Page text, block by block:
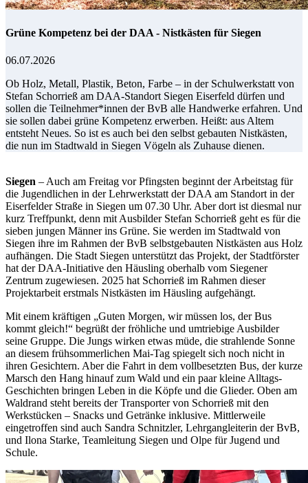
Grüne Kompetenz bei der DAA - Nistkästen für Siegen
06.07.2026
Ob Holz, Metall, Plastik, Beton, Farbe – in der Schulwerkstatt von
Stefan Schorrieß am DAA-Standort Siegen Eiserfeld dürfen und
sollen die Teilnehmer*innen der BvB alle Handwerke erfahren. Und
sie sollen dabei grüne Kompetenz erwerben. Heißt: aus Altem
entsteht Neues. So ist es auch bei den selbst gebauten Nistkästen,
die nun im Stadtwald in Siegen Vögeln als Zuhause dienen.
Siegen – Auch am Freitag vor Pfingsten beginnt der Arbeitstag für
die Jugendlichen in der Lehrwerkstatt der DAA am Standort in der
Eiserfelder Straße in Siegen um 07.30 Uhr. Aber dort ist diesmal nur
kurz Treffpunkt, denn mit Ausbilder Stefan Schorrieß geht es für die
sieben jungen Männer ins Grüne. Sie werden im Stadtwald von
Siegen ihre im Rahmen der BvB selbstgebauten Nistkästen aus Holz
aufhängen. Die Stadt Siegen unterstützt das Projekt, der Stadtförster
hat der DAA-Initiative den Häusling oberhalb vom Siegener
Zentrum zugewiesen. 2025 hat Schorrieß im Rahmen dieser
Projektarbeit erstmals Nistkästen im Häusling aufgehängt.
Mit einem kräftigen „Guten Morgen, wir müssen los, der Bus
kommt gleich!“ begrüßt der fröhliche und umtriebige Ausbilder
seine Gruppe. Die Jungs wirken etwas müde, die strahlende Sonne
an diesem frühsommerlichen Mai-Tag spiegelt sich noch nicht in
ihren Gesichtern. Aber die Fahrt in dem vollbesetzten Bus, der kurze
Marsch den Hang hinauf zum Wald und ein paar kleine Alltags-
Geschichten bringen Leben in die Köpfe und die Glieder. Oben am
Waldrand steht bereits der Transporter von Schorrieß mit den
Werkstücken – Snacks und Getränke inklusive. Mittlerweile
eingetroffen sind auch Sandra Schnitzler, Lehrgangleiterin der BvB,
und Ilona Starke, Teamleitung Siegen und Olpe für Jugend und
Schule.